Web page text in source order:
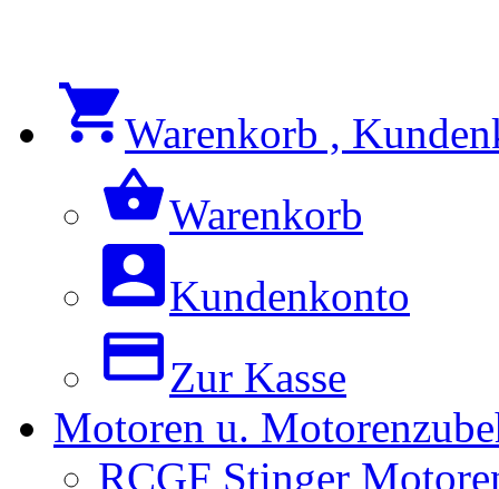
Warenkorb ,
Warenkorb
Kundenkonto
Zur Kasse
Motoren u.
RCGF Stinger